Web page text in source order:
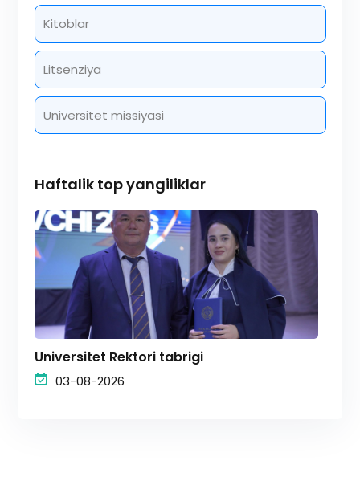
Kitoblar
Litsenziya
Universitet missiyasi
Haftalik top yangiliklar
Universitet Rektori tabrigi
03-08-2026